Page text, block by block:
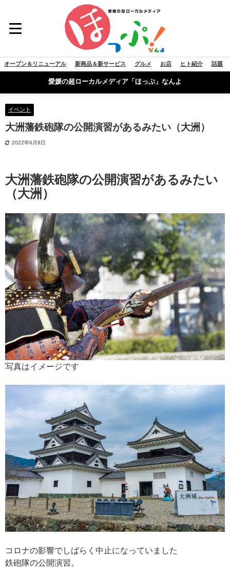
オープン＆リニューアル 新商品＆新サービス グルメ お店 ヒト紹介 話題
愛媛の超ローカルメディア「ほっぷ」なんよ
イベント
大洲藩鉄砲隊の公開演習があるみたい（大洲）
2022年6月8日
大洲藩鉄砲隊の公開演習があるみたい
（大洲）
写真はイメージです
コロナの影響でしばらく中止になっていました
鉄砲隊の公開演習。